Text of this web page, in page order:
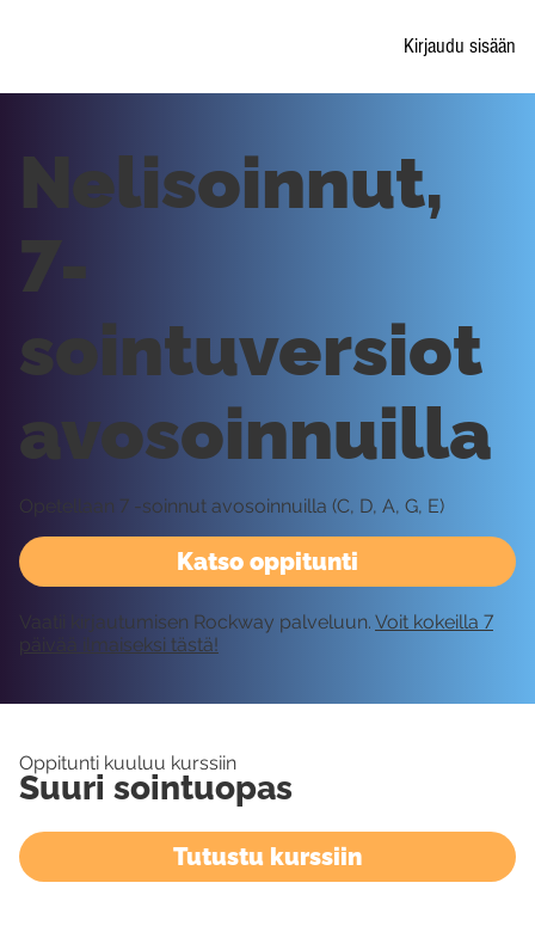
Kirjaudu sisään
Katso oppitunti
Nelisoinnut,
7-
sointuversiot
avosoinnuilla
Opetellaan 7 -soinnut avosoinnuilla (C, D, A, G, E)
Vaatii kirjautumisen Rockway palveluun. Voit kokeilla 7
päivää ilmaiseksi tästä!
Oppitunti kuuluu kurssiin
Suuri sointuopas
Tutustu kurssiin